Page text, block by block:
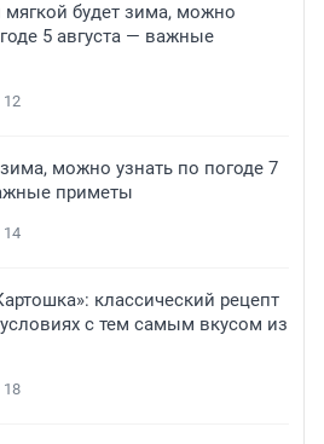
будет зима, можно
5 августа — важные
12
можно узнать по погоде 7
приметы
14
классический рецепт
с тем самым вкусом из
18